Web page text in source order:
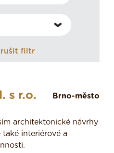
filtr
s r.o. Brno-město
architektonické návrhy
také interiérové a